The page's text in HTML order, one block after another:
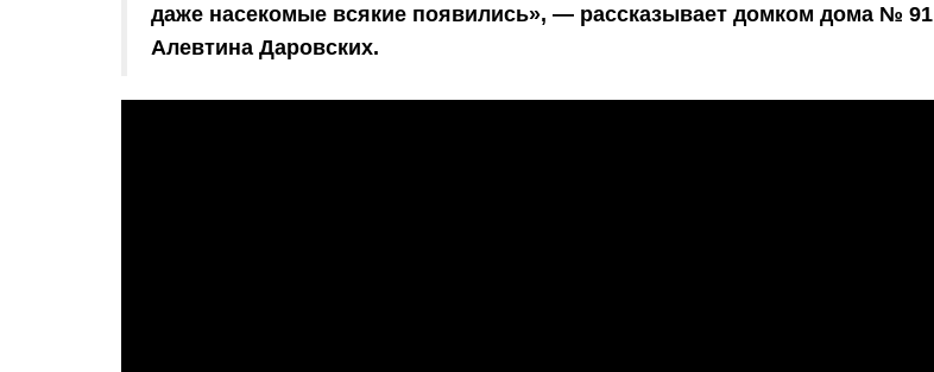
даже насекомые всякие появились», — рассказывает домком дома № 91
Алевтина Даровских.